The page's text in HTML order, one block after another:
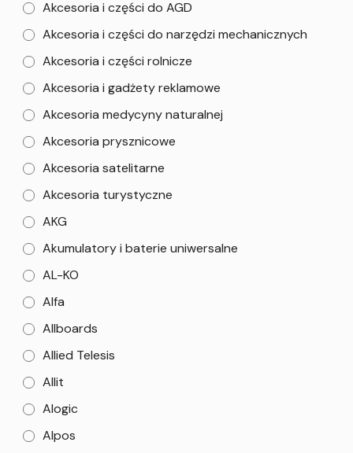
Akcesoria i części do AGD
Akcesoria i części do narzędzi mechanicznych
Akcesoria i części rolnicze
Akcesoria i gadżety reklamowe
Akcesoria medycyny naturalnej
Akcesoria prysznicowe
Akcesoria satelitarne
Akcesoria turystyczne
AKG
Akumulatory i baterie uniwersalne
AL-KO
Alfa
Allboards
Allied Telesis
Allit
Alogic
Alpos